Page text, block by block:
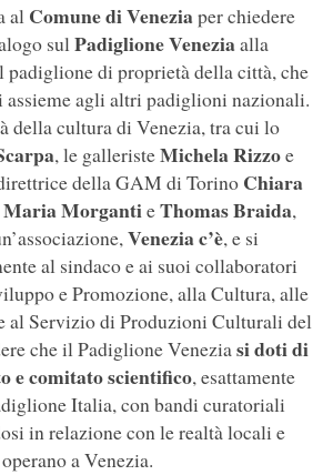
al Comune di Veneziaper chiedere
sulPadiglione Veneziaalla
padiglione di proprietà della città, che
assieme agli altri padiglioni nazionali.
della cultura di Venezia, tra cui lo
, le galleristeMichela Rizzoe
della GAM di Torino Chiara
Maria MorgantieThomas Braida,
Venezia c’è, e si
al sindaco e ai suoi collaboratori
e Promozione, alla Cultura, alle
Servizio di Produzioni Culturali del
che il Padiglione Veneziasi doti di
e comitato scientifico, esattamente
Italia, con bandi curatoriali
in relazione con le realtà locali e
a Venezia.